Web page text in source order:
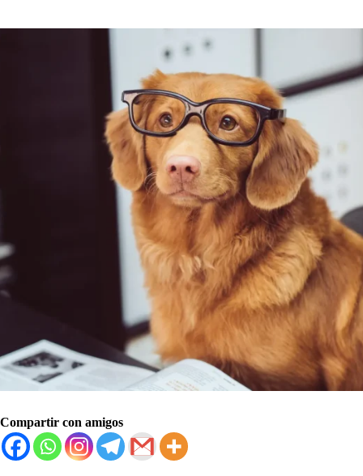
Compartir con amigos